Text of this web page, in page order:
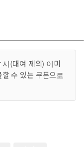
(대여 제외) 이미
수 있는 쿠폰으로